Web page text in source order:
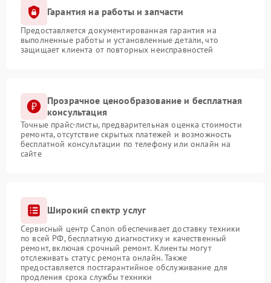
Гарантия на работы и запчасти
Предоставляется документированная гарантия на
выполненные работы и установленные детали, что
защищает клиента от повторных неисправностей
Прозрачное ценообразование и бесплатная
консультация
Точные прайс-листы, предварительная оценка стоимости
ремонта, отсутствие скрытых платежей и возможность
бесплатной консультации по телефону или онлайн на
сайте
Широкий спектр услуг
Сервисный центр Canon обеспечивает доставку техники
по всей РФ, бесплатную диагностику и качественный
ремонт, включая срочный ремонт. Клиенты могут
отслеживать статус ремонта онлайн. Также
предоставляется постгарантийное обслуживание для
продления срока службы техники